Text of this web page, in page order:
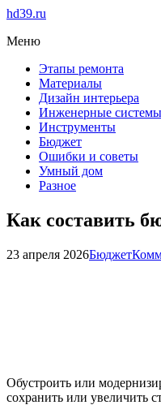
hd39.ru
Меню
Этапы ремонта
Материалы
Дизайн интерьера
Инженерные системы
Инструменты
Бюджет
Ошибки и советы
Умный дом
Разное
Как составить
23 апреля 2026Бюджет
Обустроить или
сохранить или увеличить